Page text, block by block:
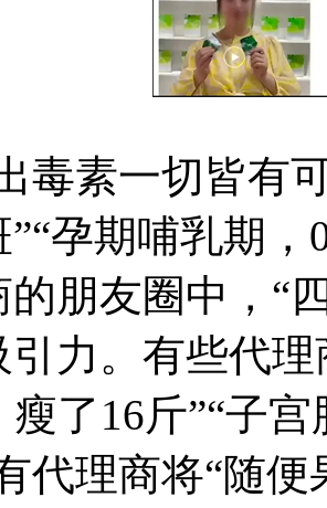
素一切皆有可
”“孕期哺乳期
朋友圈中，“
引力。有些代
瘦了16斤”“子
代理商将“随